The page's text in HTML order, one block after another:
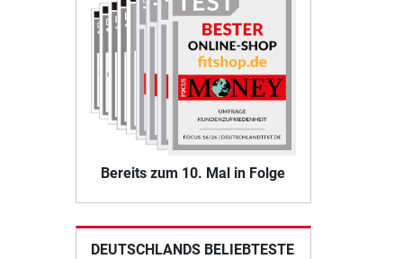
Bereits zum 10. Mal in Folge
DEUTSCHLANDS BELIEBTESTE